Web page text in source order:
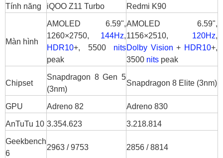
quá xa, Z11 Turbo nhỉnh nhẹ
2.4 So sánh camera: 200MP “chi tiết”, K90
“đa dụng” nhờ tele 2.5x và 8K
2.5 So sánh pin và sạc: iQOO Z11 Turbo
ăn chắc nhờ pin 7600mAh
3. Z11 Turbo K90 nên mua máy nào?
4. Tổng kết iQOO Z11 Turbo vs Redmi K90
Tính năng iQOO Z11 Turbo Redmi K90
Màn hình
AMOLED 6.59",
1260×2750, 144Hz,
HDR10+, 5500 nits
peak
AMOLED 6.59",
1156×2510, 120Hz,
Dolby Vision + HDR10+,
3500 nits peak
Chipset
Snapdragon 8 Gen 5
(3nm)
Snapdragon 8 Elite (3nm)
GPU Adreno 82 Adreno 830
AnTuTu 10 3.354.623 3.218.814
Geekbench
6
2963 / 9753 2856 / 8814